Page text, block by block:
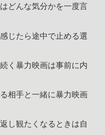
どんな気分かを一度言
じたら途中で止める選
く暴力映画は事前に内
相手と一緒に暴力映画
し観たくなるときは自